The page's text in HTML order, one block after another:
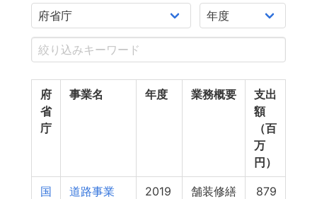
府
省
庁
事業名 年度 業務概要
支出
額
（百
万
円）
国
道路事業
2019
舗装修繕
879